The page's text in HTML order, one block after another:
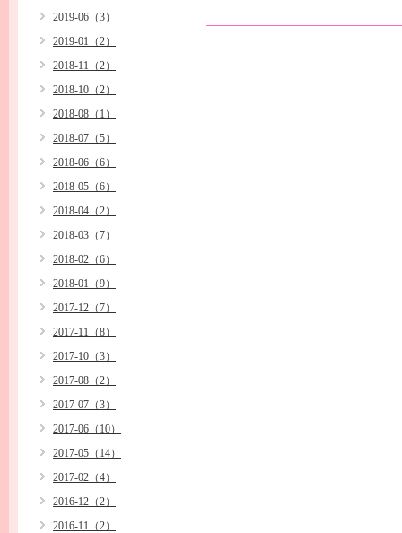
2019-06（3）
2019-01（2）
2018-11（2）
2018-10（2）
2018-08（1）
2018-07（5）
2018-06（6）
2018-05（6）
2018-04（2）
2018-03（7）
2018-02（6）
2018-01（9）
2017-12（7）
2017-11（8）
2017-10（3）
2017-08（2）
2017-07（3）
2017-06（10）
2017-05（14）
2017-02（4）
2016-12（2）
2016-11（2）